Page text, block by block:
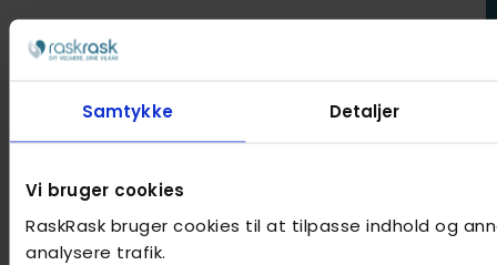
Samtykke Detaljer
Vi bruger cookies
RaskRask bruger cookies til at tilpasse indhold og
analysere trafik.